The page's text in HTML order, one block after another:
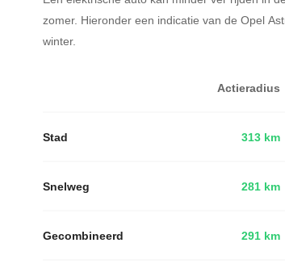
zomer. Hieronder een indicatie van de Opel
winter.
Actieradius
Stad 313 km
Snelweg 281 km
Gecombineerd 291 km